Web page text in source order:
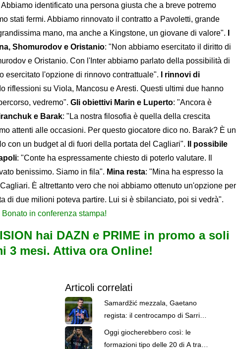
identificato una persona giusta che a breve potremo
stati fermi. Abbiamo rinnovato il contratto a Pavoletti, grande
mano, ma anche a Kingstone, un giovane di valore".
Shomurodov e Oristanio: "Non abbiamo esercitato il diritto di
e Oristanio. Con l'Inter abbiamo parlato della possibilità di
esercitato l'opzione di rinnovo contrattuale".
I rinnovi di
riflessioni su Viola, Mancosu e Aresti. Questi ultimi due hanno
vedremo". Gli obiettivi Marin e Luperto: "Ancora è
e Barak: "La nostra filosofia è quella della crescita
attenti alle occasioni. Per questo giocatore dico no. Barak? È un
con un budget al di fuori della portata del Cagliari".
Il possibile
: "Conte ha espressamente chiesto di poterlo valutare. Il
benissimo. Siamo in fila". Mina resta: "Mina ha espresso la
È altrettanto vero che noi abbiamo ottenuto un'opzione per
di due milioni poteva partire. Lui si è sbilanciato, poi si vedrà".
in conferenza stampa!
hai DAZN e PRIME in promo a soli
3 mesi. Attiva ora Online!
Articoli correlati
Samardžić mezzala, Gaetano
regista: il centrocampo di Sarri
Oggi giocherebbero così: le
formazioni tipo delle 20 di A tra